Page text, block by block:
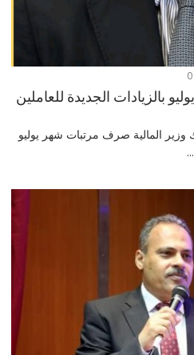
0
بالزيادات الجديدة للعاملين
المالية صرف مرتبات شهر يوليو